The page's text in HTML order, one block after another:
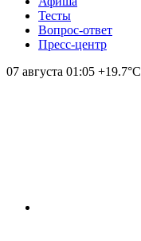
Тесты
Вопрос-ответ
Пресс-центр
07 августа 01:05 +19.7°С